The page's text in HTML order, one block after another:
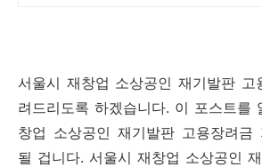
서울시 재창업 소상공인 재기발판 고
려드리도록 하겠습니다. 이 포스트를
창업 소상공인 재기발판 고용장려금
될 겁니다. 서울시 재창업 소상공인